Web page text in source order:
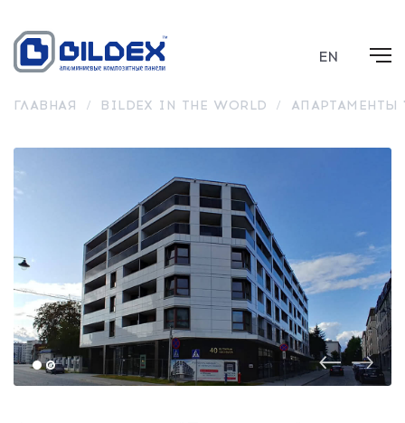
EN
ГЛАВНАЯ / BILDEX IN THE WORLD / АПАРТАМЕНТЫ